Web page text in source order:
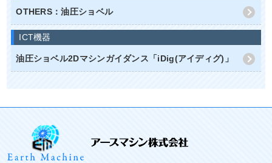
OTHERS：油圧ショベル
ICT機器
油圧ショベル2Dマシンガイダンス「iDig(アイディグ)」